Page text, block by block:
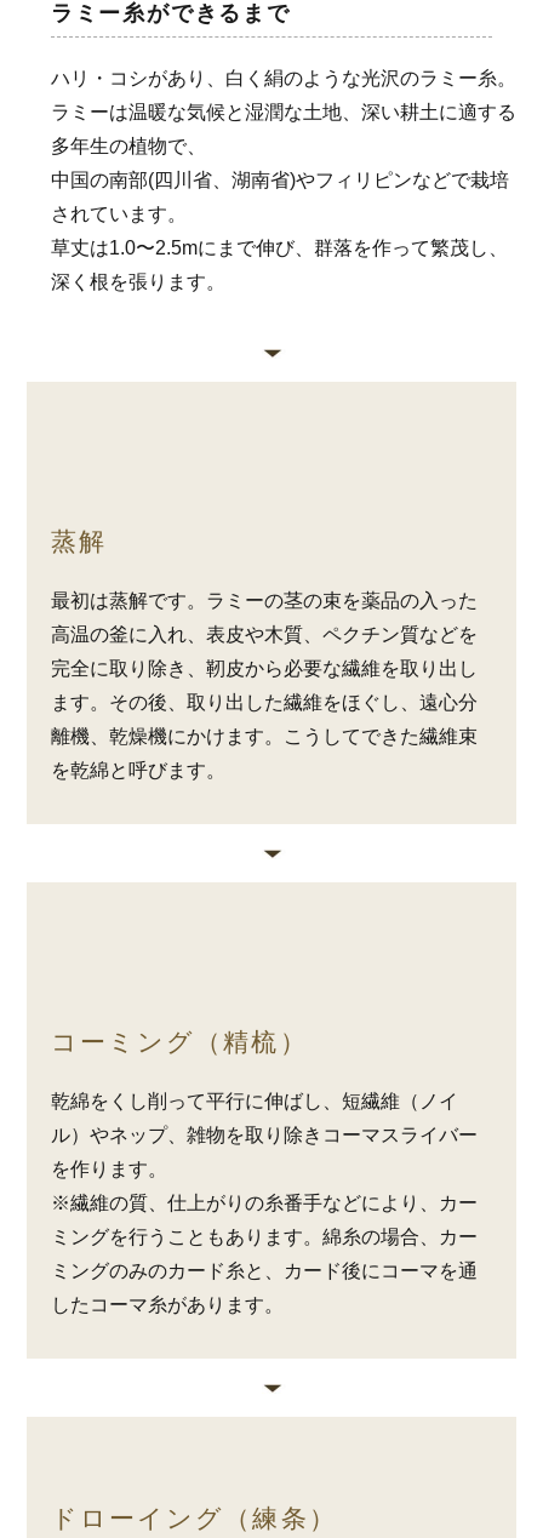
ラミー糸ができるまで
ハリ・コシがあり、白く絹のような光沢のラミー糸。
ラミーは温暖な気候と湿潤な土地、深い耕土に適する
多年生の植物で、
中国の南部(四川省、湖南省)やフィリピンなどで栽培
されています。
草丈は1.0〜2.5mにまで伸び、群落を作って繁茂し、
深く根を張ります。
蒸解
最初は蒸解です。ラミーの茎の束を薬品の入った
高温の釜に入れ、表皮や木質、ペクチン質などを
完全に取り除き、靭皮から必要な繊維を取り出し
ます。その後、取り出した繊維をほぐし、遠心分
離機、乾燥機にかけます。こうしてできた繊維束
を乾綿と呼びます。
コーミング（精梳）
乾綿をくし削って平行に伸ばし、短繊維（ノイ
ル）やネップ、雑物を取り除きコーマスライバー
を作ります。
※繊維の質、仕上がりの糸番手などにより、カー
ミングを行うこともあります。綿糸の場合、カー
ミングのみのカード糸と、カード後にコーマを通
したコーマ糸があります。
ドローイング（練条）